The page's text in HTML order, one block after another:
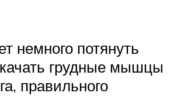
немного потянуть
грудные мышцы
правильного